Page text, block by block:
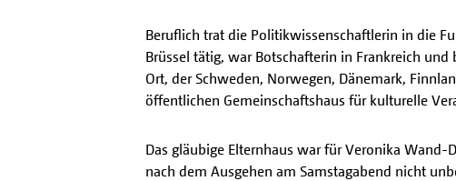
Beruflich trat die Politikwissenschaftlerin in die
Brüssel tätig, war Botschafterin in Frankreich
Ort, der Schweden, Norwegen, Dänemark,
öffentlichen Gemeinschaftshaus für kulturelle
Das gläubige Elternhaus war für Veronika
nach dem Ausgehen am Samstagabend nicht